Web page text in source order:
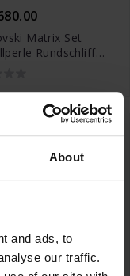
About
and ads, to
our traffic.
Matrix Set
Rundschliff